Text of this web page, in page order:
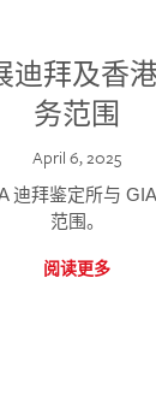
迪拜及香
务范围
April 6, 2025
迪拜鉴定所与
范围。
阅读更多